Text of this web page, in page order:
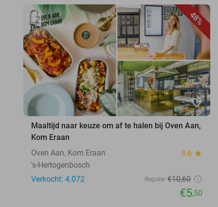
48%
favorite_border
Maaltijd naar keuze om af te halen bij Oven Aan,
Kom Eraan
Oven Aan, Kom Eraan
9.6 star
's-Hertogenbosch
Verkocht: 4.072
Regulier €10,60
€5,50